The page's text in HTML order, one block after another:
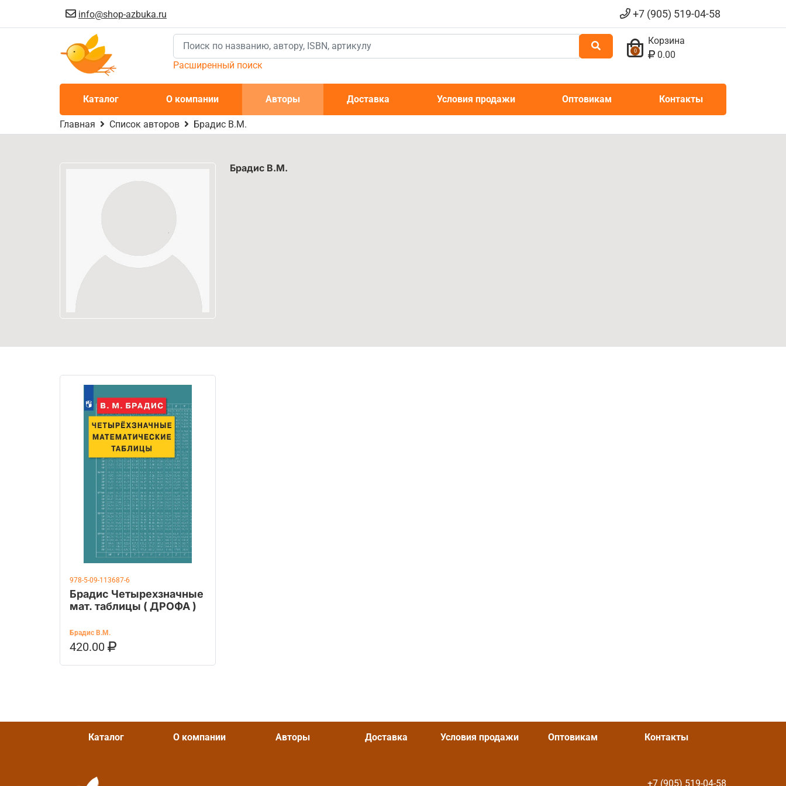
info@shop-azbuka.ru +7 (905) 519-04-58
Расширенный поиск
0
Корзина
0.00
Каталог О компании Авторы Доставка Условия продажи Оптовикам Контакты
Главная Список авторов Брадис В.М.
Брадис В.М.
978-5-09-113687-6
Брадис Четырехзначные
мат. таблицы ( ДРОФА )
Брадис В.М.
420.00
В КОРЗИНУ
Каталог О компании Авторы Доставка Условия продажи Оптовикам Контакты
+7 (905) 519-04-58